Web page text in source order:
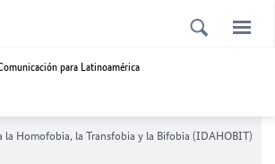
para Latinoamérica
la Homofobia, la Transfobia y la Bifobia (IDAHOBIT)